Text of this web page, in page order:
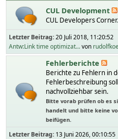
CUL Development
CUL Developers Corner.
Letzter Beitrag:20 Juli 2018, 11:20:52
Antw:Link time optimizat...von
Fehlerberichte
Berichte zu Fehlern in
Fehlerbeschreibung
nachvollziehbar sein.
Bitte vorab prüfen ob es
handelt und bitte keine
beifügen.
Letzter Beitrag: 13 Juni 2026, 00:10:55